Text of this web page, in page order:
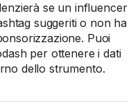
se un influencer
suggeriti o non ha
Puoi
per ottenere i dati
dello strumento.